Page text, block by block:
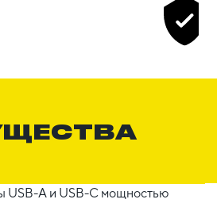
USB-A и USB-C мощностью